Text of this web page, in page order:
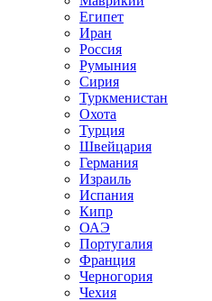
Египет
Иран
Россия
Румыния
Сирия
Туркменистан
Охота
Турция
Швейцария
Германия
Израиль
Испания
Кипр
ОАЭ
Португалия
Франция
Черногория
Чехия